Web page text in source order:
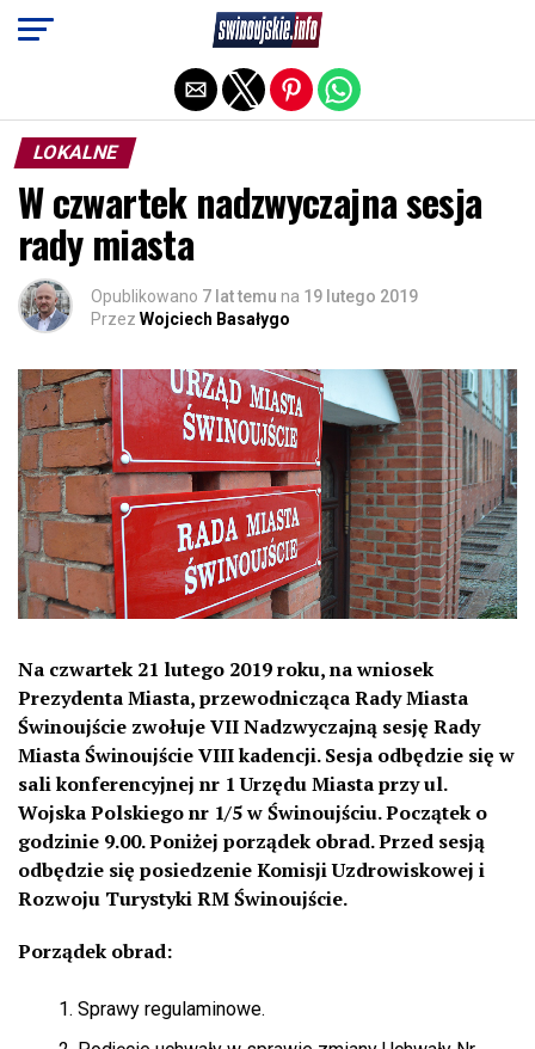
LOKALNE
W czwartek nadzwyczajna sesja
rady miasta
Opublikowano 7 lat temu na 19 lutego 2019
Przez Wojciech Basałygo
Na czwartek 21 lutego 2019 roku, na wniosek
Prezydenta Miasta, przewodnicząca Rady Miasta
Świnoujście zwołuje VII Nadzwyczajną sesję Rady
Miasta Świnoujście VIII kadencji. Sesja odbędzie się w
sali konferencyjnej nr 1 Urzędu Miasta przy ul.
Wojska Polskiego nr 1/5 w Świnoujściu. Początek o
godzinie 9.00. Poniżej porządek obrad. Przed sesją
odbędzie się posiedzenie Komisji Uzdrowiskowej i
Rozwoju Turystyki RM Świnoujście.
Porządek obrad:
Sprawy regulaminowe.
Exit mobile version